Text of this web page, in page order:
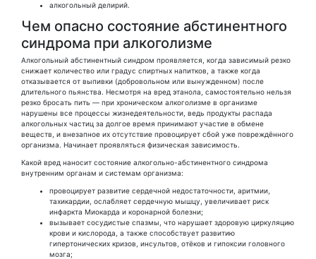
алкогольный делирий.
Чем опасно состояние абстинентного
синдрома при алкоголизме
Алкогольный абстинентный синдром проявляется, когда зависимый резко
снижает количество или градус спиртных напитков, а также когда
отказывается от выпивки (добровольном или вынужденном) после
длительного пьянства. Несмотря на вред этанола, самостоятельно нельзя
резко бросать пить — при хроническом алкоголизме в организме
нарушены все процессы жизнедеятельности, ведь продукты распада
алкогольных частиц за долгое время принимают участие в обмене
веществ, и внезапное их отсутствие провоцирует сбой уже повреждённого
организма. Начинает проявляться физическая зависимость.
Какой вред наносит состояние алкогольно-абстинентного синдрома
внутренним органам и системам организма:
провоцирует развитие сердечной недостаточности, аритмии,
тахикардии, ослабляет сердечную мышцу, увеличивает риск
инфаркта Миокарда и коронарной болезни;
вызывает сосудистые спазмы, что нарушает здоровую циркуляцию
крови и кислорода, а также способствует развитию
гипертонических кризов, инсультов, отёков и гипоксии головного
мозга;